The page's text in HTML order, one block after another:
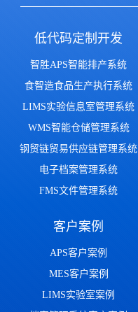
低代码定制开发
智胜APS智能排产系统
食智造食品生产执行系统
LIMS实验信息室管理系统
WMS智能仓储管理系统
钢贸链贸易供应链管理系统
电子档案管理系统
FMS文件管理系统
客户案例
APS客户案例
MES客户案例
LIMS实验室案例